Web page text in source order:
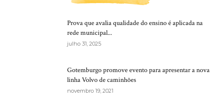
Prova que avalia qualidade do ensino é aplicada na
rede municipal...
julho 31, 2025
Gotemburgo promove evento para apresentar a nova
linha Volvo de caminhões
novembro 19, 2021